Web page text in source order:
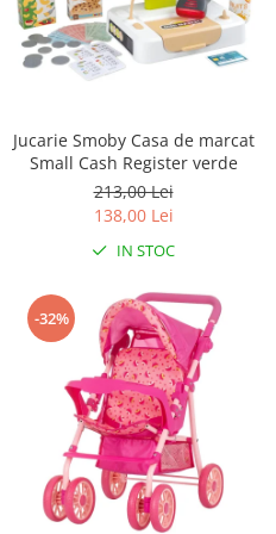
Triciclete copii si adulti
Trotinete copii si adulti
Biciclete fara pedale
Karturi si masinute cu pedale
Role copii si adulti
Premergatoare
Skateboard
Scaune de biciclete copii
Baita, Igiena, Siguranta
Lenjerie mamici
Olite
Jucarie Smoby Casa de marcat
Small Cash Register verde
213,00 Lei
138,00 Lei
IN STOC
-32%